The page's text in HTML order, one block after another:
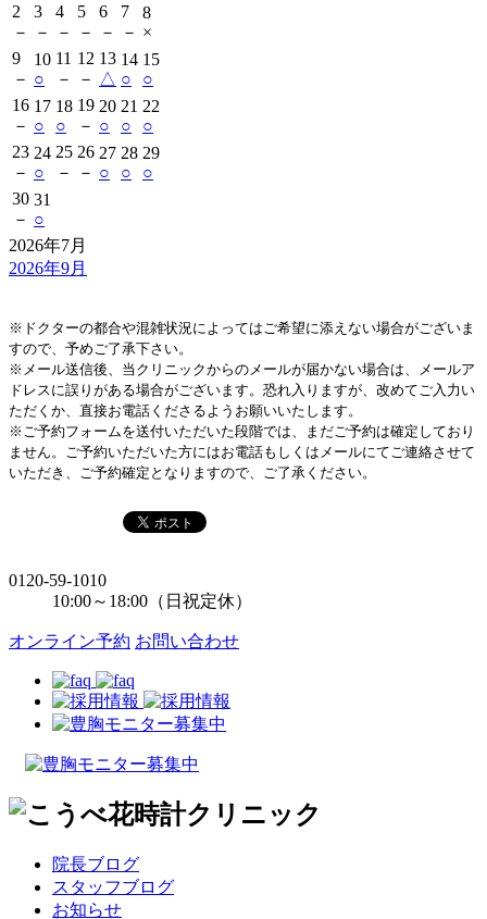
2
－
3
－
4
－
5
－
6
－
7
－
8
×
9
－
10
○
11
－
12
－
13
△
14
○
15
○
16
－
17
○
18
○
19
－
20
○
21
○
22
○
23
－
24
○
25
－
26
－
27
○
28
○
29
○
30
－
31
○
2026年7月
2026年9月
※ドクターの都合や混雑状況によってはご希望に添えない場合がございま
すので、予めご了承下さい。
※メール送信後、当クリニックからのメールが届かない場合は、メールア
ドレスに誤りがある場合がございます。恐れ入りますが、改めてご入力い
ただくか、直接お電話くださるようお願いいたします。
※ご予約フォームを送付いただいた段階では、まだご予約は確定しており
ません。ご予約いただいた方にはお電話もしくはメールにてご連絡させて
いただき、ご予約確定となりますので、ご了承ください。
0120-59-1010
10:00～18:00（日祝定休）
オンライン予約 お問い合わせ
院長ブログ
スタッフブログ
お知らせ